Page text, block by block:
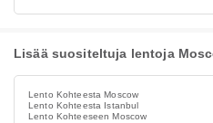
Lisää suositeltuja lentoja
Lento Kohteesta Moscow
Lento Kohteesta Istanbul
Lento Kohteeseen Moscow